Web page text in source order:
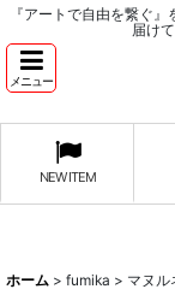
『アートで自由を繋ぐ
届け
メニュー
NEW ITEM
ホーム > fumika > マヌ